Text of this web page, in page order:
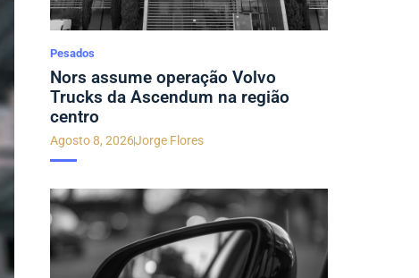
Pesados
Nors assume operação Volvo
Trucks da Ascendum na região
centro
Agosto 8, 2026Jorge Flores